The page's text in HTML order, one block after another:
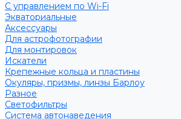
С управлением по Wi-Fi
Экваториальные
Аксессуары
Для астрофотографии
Для монтировок
Искатели
Крепежные кольца и пластины
Окуляры, призмы, линзы Барлоу
Разное
Светофильтры
Система автонаведения